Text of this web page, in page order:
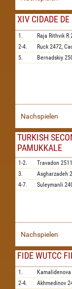
XIV CIDADE
1. Raja Rithvik R
2-4.
Ruck 2472,
5.
Bernadskiy
Nachspielen
TURKISH
PAMUKKALE
1-2. Travadon
3.
Asgharzadeh
4-7.
Suleymanli
Nachspielen
FIDE WUTCC
1. Kamalidenova
2-4.
Akhmedinov